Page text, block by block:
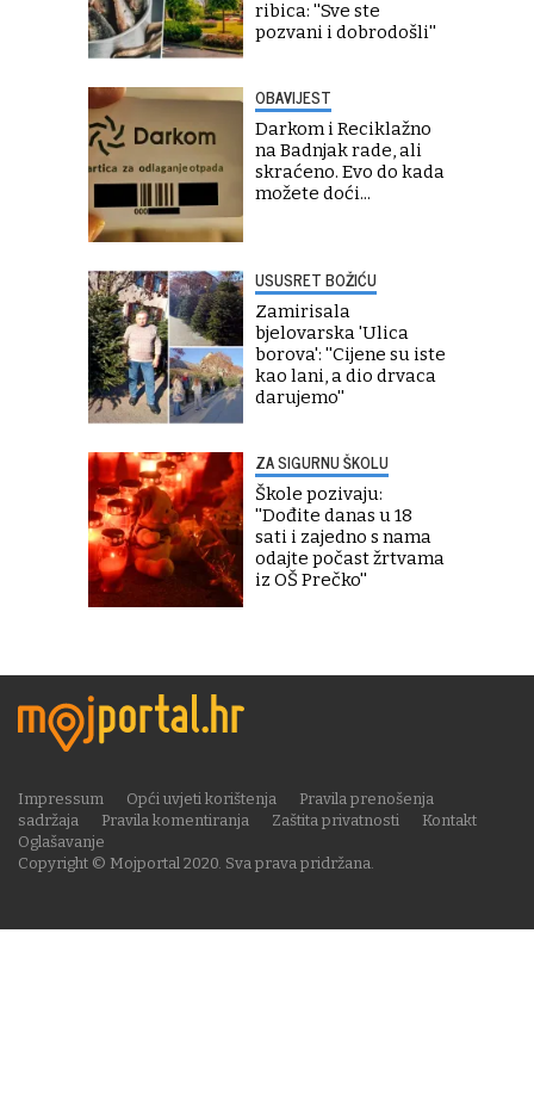
ribica: ''Sve ste
pozvani i dobrodošli''
OBAVIJEST
Darkom i Reciklažno
na Badnjak rade, ali
skraćeno. Evo do kada
možete doći...
USUSRET BOŽIĆU
Zamirisala
bjelovarska 'Ulica
borova': ''Cijene su iste
kao lani, a dio drvaca
darujemo''
ZA SIGURNU ŠKOLU
Škole pozivaju:
''Dođite danas u 18
sati i zajedno s nama
odajte počast žrtvama
iz OŠ Prečko''
Copyright © Mojportal 2020. Sva prava pridržana.
Impressum Opći uvjeti korištenja
Pravila prenošenja
sadržaja
Pravila komentiranja Zaštita privatnosti
Kontakt
Oglašavanje